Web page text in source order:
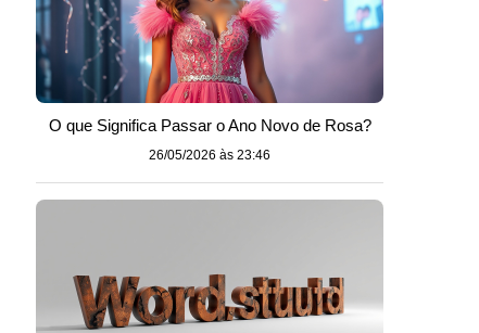
O que Significa Passar o Ano Novo de Rosa?
26/05/2026 às 23:46